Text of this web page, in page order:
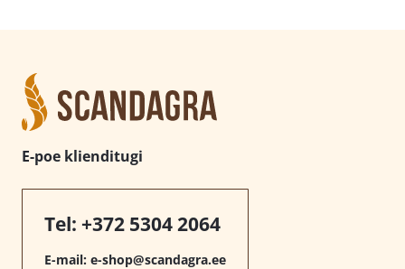
E-poe klienditugi
Tel: +372 5304 2064
E-mail: e-shop@scandagra.ee